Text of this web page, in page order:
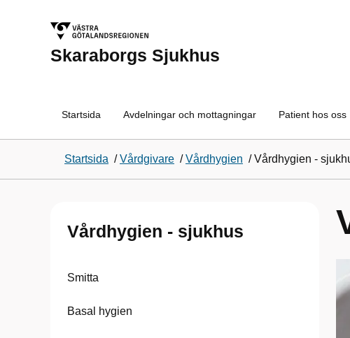
Skaraborgs Sjukhus
Startsida Avdelningar och mottagningar Patient hos oss
Startsida /Vårdgivare /Vårdhygien /Vårdhygien -
Vårdhygien - sjukhus
Smitta
Basal hygien